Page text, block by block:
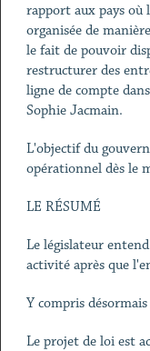
rapport aux pays
organisée de
le fait de pouvoir
restructurer des
ligne de compte
Sophie Jacmain.
L'objectif du
opérationnel dès le
LE RÉSUMÉ
Le législateur
activité après que
Y compris
Le projet de loi est